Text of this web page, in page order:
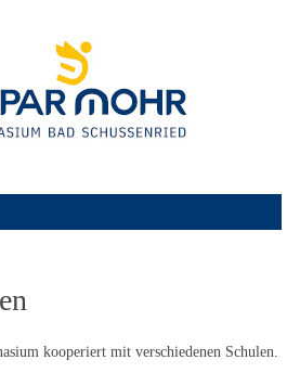
Zum Inhalt springen
kooperiert mit verschiedenen Schulen.